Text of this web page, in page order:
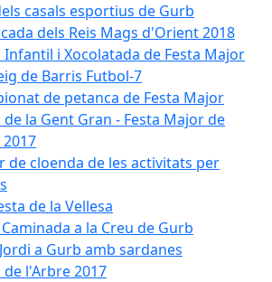
casals esportius de Gurb
dels Reis Mags d'Orient 2018
Infantil i Xocolatada de Festa Major
de Barris Futbol-7
de petanca de Festa Major
de la Gent Gran - Festa Major de
de cloenda de les activitats per
de la Vellesa
Caminada a la Creu de Gurb
a Gurb amb sardanes
de l'Arbre 2017